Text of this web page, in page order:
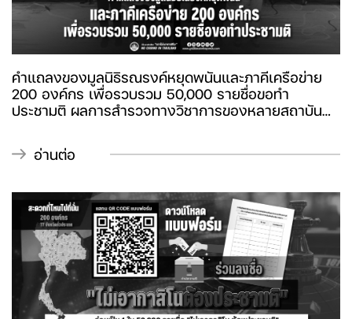
คำแถลงของมูลนิธิรณรงค์หยุดพนันและภาคีเครือข่าย
200 องค์กร เพื่อรวบรวม 50,000 รายชื่อขอทำ
ประชามติ ผลการสำรวจทางวิชาการของหลายสถาบัน
อ่านต่อ